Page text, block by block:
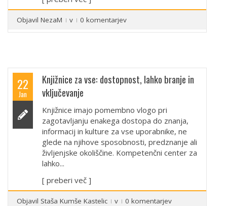
Objavil NezaM v 0 komentarjev
22
Jan
Knjižnice za vse: dostopnost, lahko branje in
vključevanje
Knjižnice imajo pomembno vlogo pri
zagotavljanju enakega dostopa do znanja,
informacij in kulture za vse uporabnike, ne
glede na njihove sposobnosti, predznanje ali
življenjske okoliščine. Kompetenčni center za
lahko...
[ preberi več ]
Objavil Staša Kumše Kastelic v 0 komentarjev